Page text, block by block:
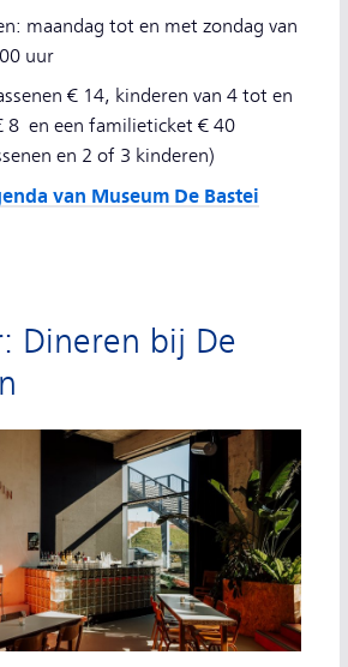
maandag tot en met zondag van
uur
€ 14, kinderen van 4 tot en
8 en een familieticket € 40
en 2 of 3 kinderen)
van Museum De Bastei
Dineren bij De